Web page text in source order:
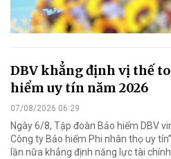
DBV khẳng định vị thế
hiểm uy tín năm 2026
07/08/2026 06:29
Ngày 6/8, Tập đoàn Bảo hiểm DBV
Công ty Bảo hiểm Phi nhân thọ uy
lần nữa khẳng định năng lực tài